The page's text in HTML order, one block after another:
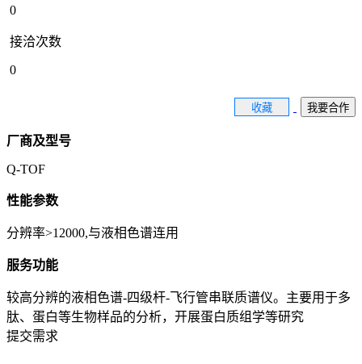
0
接洽次数
0
收藏 我要合作
厂商及型号
Q-TOF
性能参数
分辨率>12000,与液相色谱连用
服务功能
较高分辨的液相色谱-四级杆-飞行管串联质谱仪。主要用于多
肽、蛋白等生物样品的分析，开展蛋白质组学等研究
提交需求